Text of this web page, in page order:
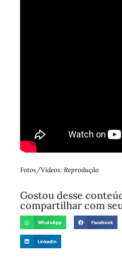
Fotos/Vídeos: Reprodução
Gostou desse
compartilhar com
WhatsApp Facebook
LinkedIn